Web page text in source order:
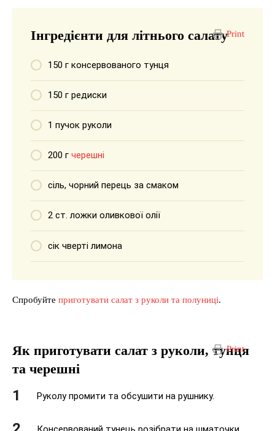
Print
Інгредієнти для літнього салату
150 г консервованого тунця
150 г редиски
1 пучок руколи
200 г черешні
сіль, чорний перець за смаком
2 ст. ложки оливкової олії
сік чверті лимона
Спробуйте приготувати салат з руколи та полуниці.
Print
Як приготувати салат з руколи, тунця
та черешні
Руколу промити та обсушити на рушнику.